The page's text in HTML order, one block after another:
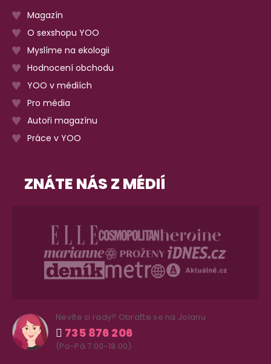
Magazín
O sexshopu YOO
Myslíme na ekologii
Hodnocení obchodu
YOO v médiích
Pro média
Autoři magazínu
Práce v YOO
ZNÁTE NÁS Z MÉDIÍ
Nevíte si rady? Obraťte se na Jolanu
735 876 206
(Po-Pá 7.00-18.00)